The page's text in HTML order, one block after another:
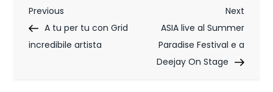
N
a
Previous
Post
Previous
A tu per tu con Grid
incredibile artista
Next
Post
Next
ASIA live al Summer
Paradise Festival e a
Deejay On Stage